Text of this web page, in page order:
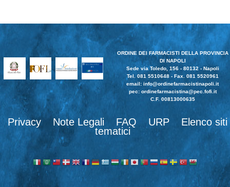
ORDINE DEI FARMACISTI DELLA PROVINCIA
DI NAPOLI
Sede via Toledo, 156 - 80132 - Napoli
Tel. 081 5510648 - Fax. 081 5520961
email: info@ordinefarmacistinapoli.it
pec: ordinefarmacistina@pec.fofi.it
C.F. 00813000635
Privacy Note Legali FAQ URP
Elenco siti
tematici